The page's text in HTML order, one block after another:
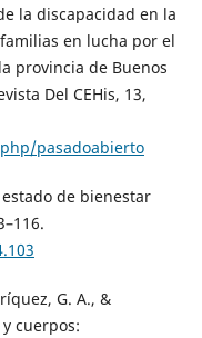
la discapacidad en la
en lucha por el
provincia de Buenos
Del CEHis, 13,
pasadoabierto
de bienestar
G. A., &
cuerpos: